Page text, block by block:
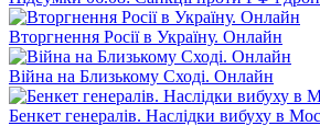
Вторгнення Росії в Україну. Онлайн
Війна на Близькому Сході. Онлайн
Бенкет генералів. Наслідки вибуху в